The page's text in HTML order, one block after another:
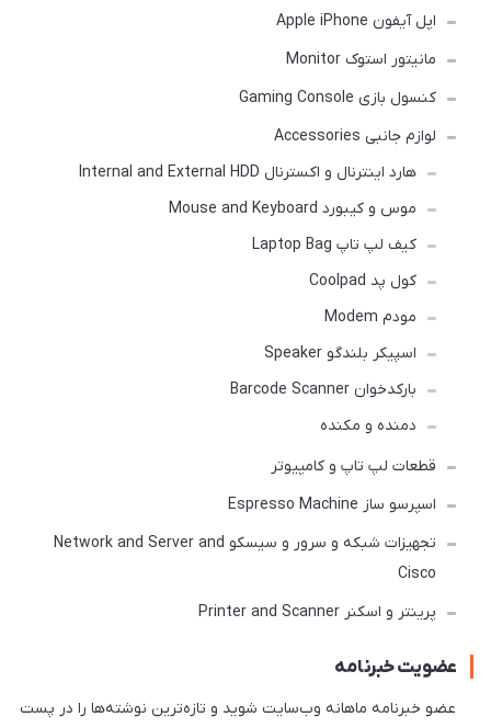
اپل آیفون Apple iPhone
مانیتور استوک Monitor
کنسول بازی Gaming Console
لوازم جانبی Accessories
هارد اینترنال و اکسترنال Internal and External HDD
موس و کیبورد Mouse and Keyboard
کیف لپ تاپ Laptop Bag
کول پد Coolpad
مودم Modem
اسپیکر بلندگو Speaker
بارکدخوان Barcode Scanner
دمنده و مکنده
قطعات لپ تاپ و کامپیوتر
اسپرسو ساز Espresso Machine
تجهیزات شبکه و سرور و سیسکو Network and Server and
Cisco
پرینتر و اسکنر Printer and Scanner
عضویت خبرنامه
عضو خبرنامه ماهانه وب‌سایت شوید و تازه‌ترین نوشته‌ها را در پست